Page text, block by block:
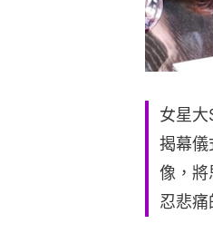
女星
揭幕儀
像，將
忍悲痛